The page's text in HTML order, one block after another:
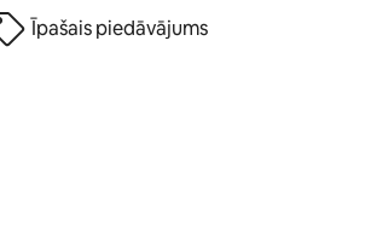
Īpašais piedāvājums